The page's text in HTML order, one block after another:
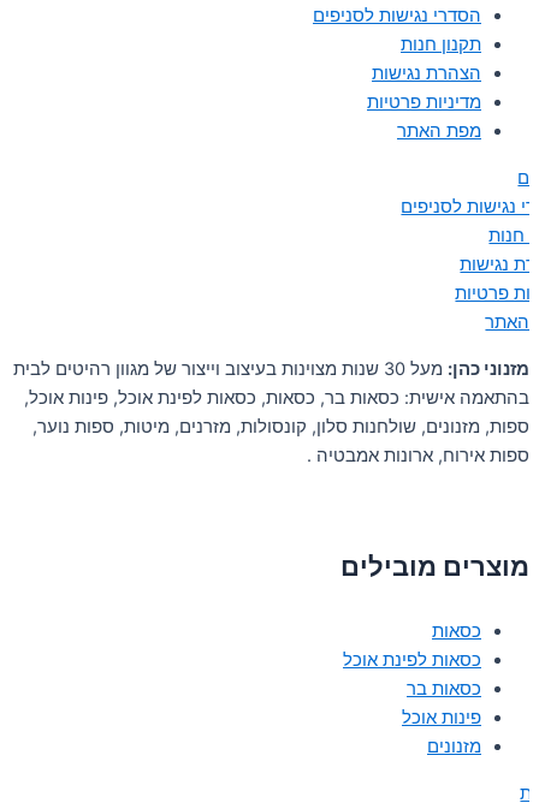
הסדרי נגישות לסניפים
תקנון חנות
הצהרת נגישות
מדיניות פרטיות
מפת האתר
נגישות לסניפים
חנות
נגישות
פרטיות
האתר
מזנוני כהן:
מעל 30 שנות מצוינות בעיצוב וייצור של מגוון רהיטים לבית
בהתאמה אישית: כסאות בר, כסאות, כסאות לפינת אוכל, פינות אוכל,
ספות, מזנונים, שולחנות סלון, קונסולות, מזרנים, מיטות, ספות נוער,
ספות אירוח, ארונות אמבטיה .
מוצרים מובילים
כסאות
כסאות לפינת אוכל
כסאות בר
פינות אוכל
מזנונים